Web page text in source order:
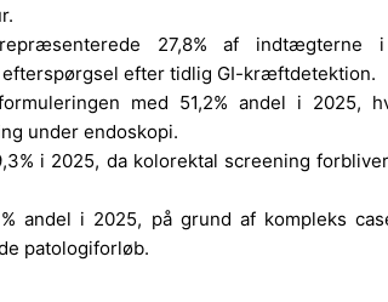
27,8% af
efter tidlig GI-kræftdetektion.
med 51,2% andel i 2025,
under endoskopi.
i 2025, da kolorektal screening
andel i 2025, på grund af kompleks
patologiforløb.